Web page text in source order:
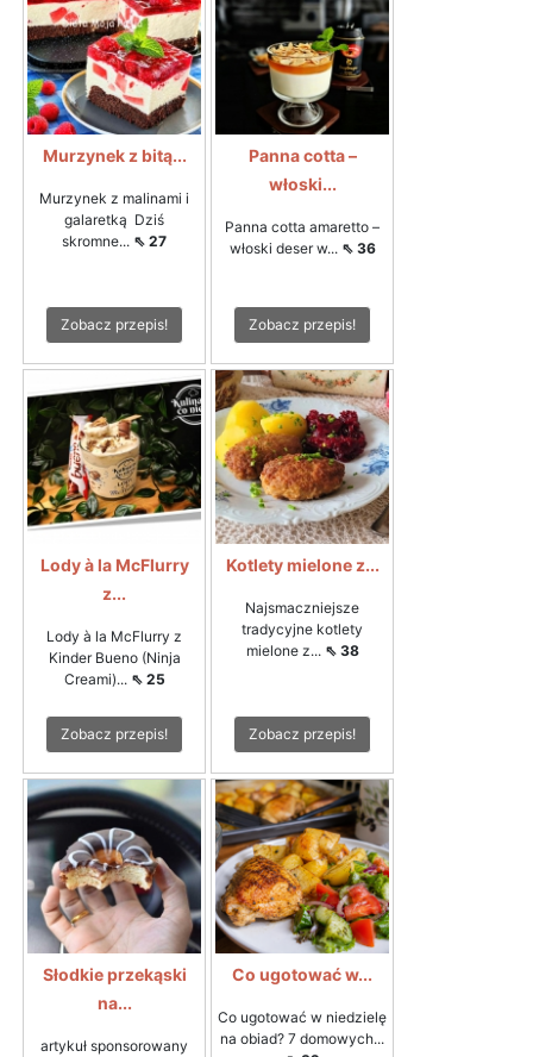
Murzynek z bitą...
Murzynek z malinami i
galaretką Dziś
skromne... ⇖ 27
Zobacz przepis!
Panna cotta –
włoski...
Panna cotta amaretto –
włoski deser w... ⇖ 36
Zobacz przepis!
Lody à la McFlurry
z...
Lody à la McFlurry z
Kinder Bueno (Ninja
Creami)... ⇖ 25
Zobacz przepis!
Kotlety mielone z...
Najsmaczniejsze
tradycyjne kotlety
mielone z... ⇖ 38
Zobacz przepis!
Słodkie przekąski
na...
artykuł sponsorowany
Co ugotować w...
Co ugotować w niedzielę
na obiad? 7 domowych...